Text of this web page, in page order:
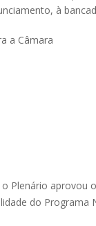
a Câmara
Plenário
do Programa